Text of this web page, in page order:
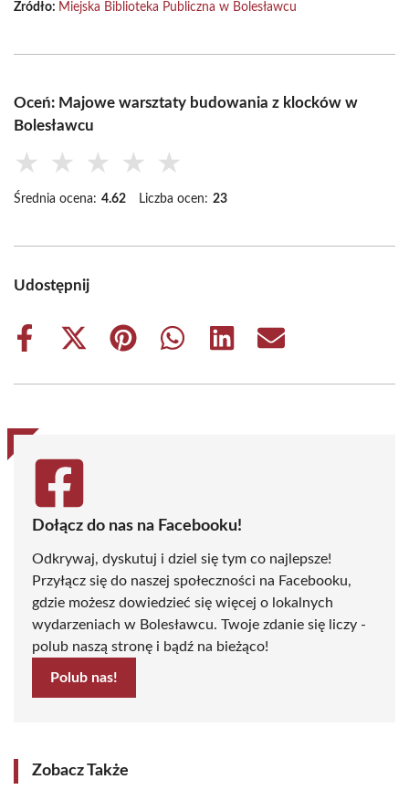
Źródło: Miejska Biblioteka Publiczna w Bolesławcu
Oceń: Majowe warsztaty budowania z klocków w
Bolesławcu
★ ★ ★ ★ ★
Średnia ocena: 4.62 Liczba ocen: 23
Udostępnij
Share
Share
(Twitter)
Share
Share
Share
Share
Dołącz do nas na Facebooku!
Odkrywaj, dyskutuj i dziel się tym co najlepsze!
Przyłącz się do naszej społeczności na Facebooku,
gdzie możesz dowiedzieć się więcej o lokalnych
wydarzeniach w Bolesławcu. Twoje zdanie się liczy -
polub naszą stronę i bądź na bieżąco!
Polub nas!
Zobacz Także